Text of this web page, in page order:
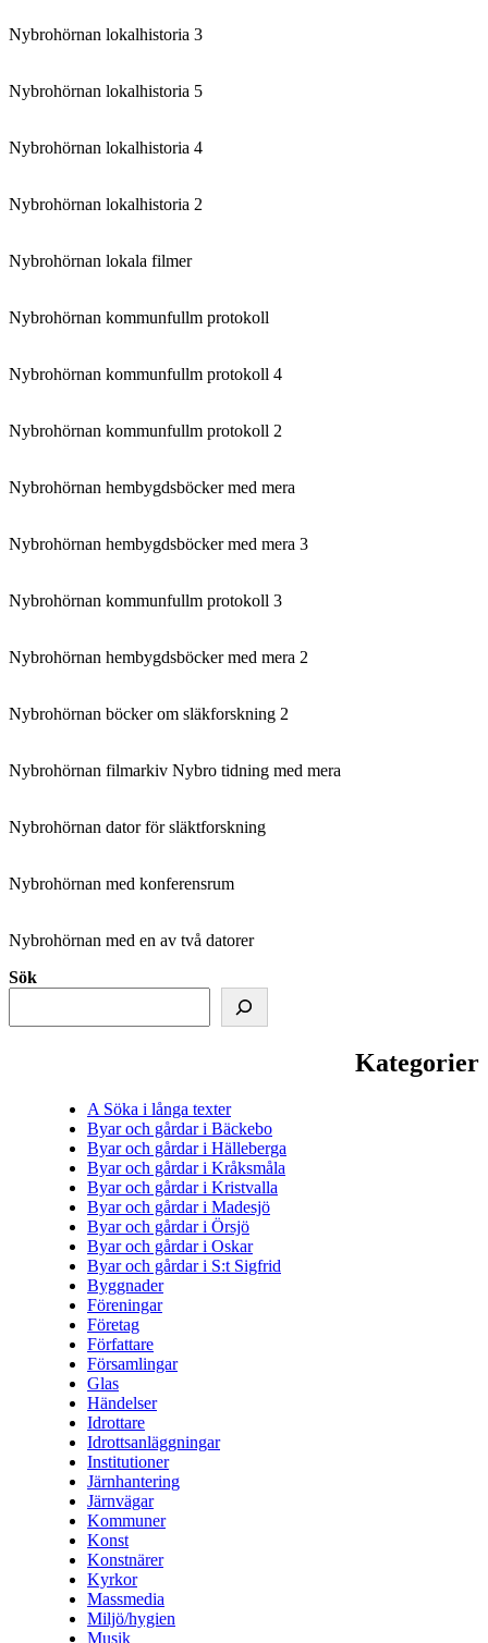
Nybrohörnan lokalhistoria 3
Nybrohörnan lokalhistoria 5
Nybrohörnan lokalhistoria 4
Nybrohörnan lokalhistoria 2
Nybrohörnan lokala filmer
Nybrohörnan kommunfullm protokoll
Nybrohörnan kommunfullm protokoll 4
Nybrohörnan kommunfullm protokoll 2
Nybrohörnan hembygdsböcker med mera
Nybrohörnan hembygdsböcker med mera 3
Nybrohörnan kommunfullm protokoll 3
Nybrohörnan hembygdsböcker med mera 2
Nybrohörnan böcker om släkforskning 2
Nybrohörnan filmarkiv Nybro tidning med mera
Nybrohörnan dator för släktforskning
Nybrohörnan med konferensrum
Nybrohörnan med en av två datorer
Sök
Kategorier
A Söka i långa texter
Byar och gårdar i Bäckebo
Byar och gårdar i Hälleberga
Byar och gårdar i Kråksmåla
Byar och gårdar i Kristvalla
Byar och gårdar i Madesjö
Byar och gårdar i Örsjö
Byar och gårdar i Oskar
Byar och gårdar i S:t Sigfrid
Byggnader
Föreningar
Företag
Författare
Församlingar
Glas
Händelser
Idrottare
Idrottsanläggningar
Institutioner
Järnhantering
Järnvägar
Kommuner
Konst
Konstnärer
Kyrkor
Massmedia
Miljö/hygien
Musik